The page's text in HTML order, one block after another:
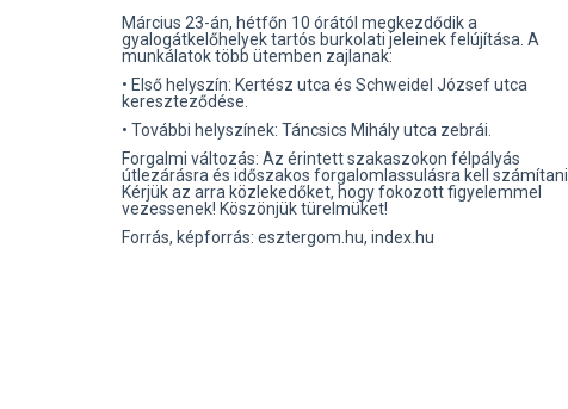
Március 23-án, hétfőn 10 órától megkezdődik a
gyalogátkelőhelyek tartós burkolati jeleinek felújítása. A
munkálatok több ütemben zajlanak:
• Első helyszín: Kertész utca és Schweidel József utca
kereszteződése.
• További helyszínek: Táncsics Mihály utca zebrái.
Forgalmi változás: Az érintett szakaszokon félpályás
útlezárásra és időszakos forgalomlassulásra kell számítani.
Kérjük az arra közlekedőket, hogy fokozott figyelemmel
vezessenek! Köszönjük türelmüket!
Forrás, képforrás: esztergom.hu, index.hu